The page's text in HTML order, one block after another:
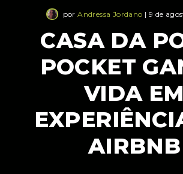
porAndressa Jordano | 9 de
CASA DA
POCKET
VIDA EM
AIRBNB